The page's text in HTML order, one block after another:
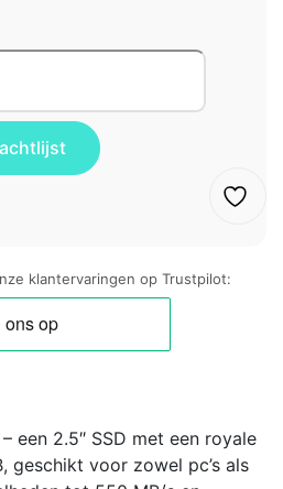
klantervaringen op Trustpilot:
een 2.5″ SSD met een royale
geschikt voor zowel pc’s als